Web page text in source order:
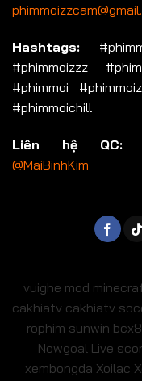
Hashtags:
#phimmoizzz
#phimmoi
#phimmoichill
Liên hệ QC:
@MaiBinhKim
vuighe mod
cakhiatv cakhiatv
rophim sunwin
Nowgoal Live
xembongda Xoilac